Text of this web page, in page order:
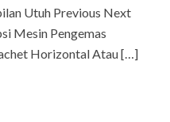
Utuh Previous Next
Mesin Pengemas
Horizontal Atau […]